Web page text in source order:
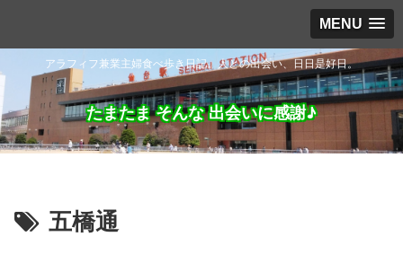
MENU
アラフィフ兼業主婦食べ歩き日記。人との出会い、日日是好日。
たまたま そんな 出会いに感謝♪
五橋通